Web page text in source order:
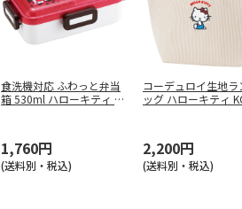
食洗機対応 ふわっと弁当
箱 530ml ハローキティ ス
1,760円
(送料別・税込)
コーデュロイ生地ラ
ッグ ハローキティ
2,200円
(送料別・税込)